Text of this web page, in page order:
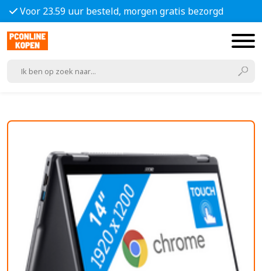
Voor 23.59 uur besteld, morgen gratis bezorgd